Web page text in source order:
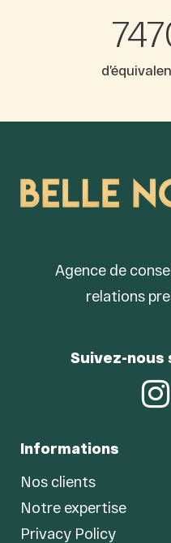
Agence de
relations
Suivez-nous
Informations
Nos clients
Notre expertise
Privacy Policy